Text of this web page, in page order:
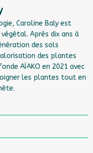
Caroline Baly est
Après dix ans à
des sols
des plantes
AÏAKO en 2021 avec
les plantes tout en